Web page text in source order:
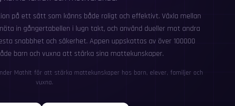
på ett sätt som känns både roligt och effektivt. Växla mellan
in gångertabellen i lugn takt, och använd dueller mot andra
snabbhet och säkerhet. Appen uppskattas av över 100000
barn och vuxna att stärka sina mattekunskaper.
MathIt för att stärka mattekunskaper hos barn, elever, familjer och
vuxna.